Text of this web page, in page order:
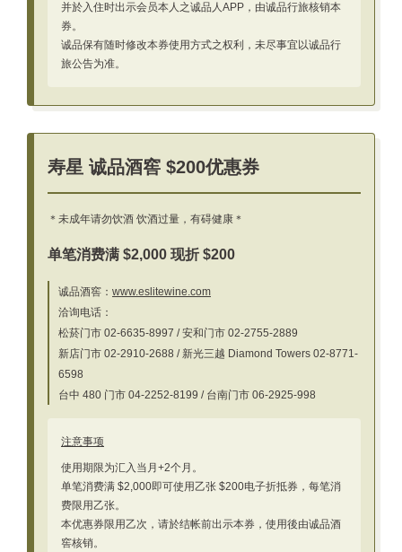
并於入住时出示会员本人之诚品人APP，由诚品行旅核销本
券。
诚品保有随时修改本券使用方式之权利，未尽事宜以诚品行
旅公告为准。
寿星 诚品酒窖 $200优惠券
＊未成年请勿饮酒 饮酒过量，有碍健康＊
单笔消费满 $2,000 现折 $200
诚品酒窖： www.eslitewine.com
洽询电话：
松菸门市 02-6635-8997 / 安和门市 02-2755-2889
新店门市 02-2910-2688 / 新光三越 Diamond Towers 02-8771-
6598
台中 480 门市 04-2252-8199 / 台南门市 06-2925-998
注意事项
使用期限为汇入当月+2个月。
单笔消费满 $2,000即可使用乙张 $200电子折抵券，每笔消
费限用乙张。
本优惠券限用乙次，请於结帐前出示本券，使用後由诚品酒
窖核销。